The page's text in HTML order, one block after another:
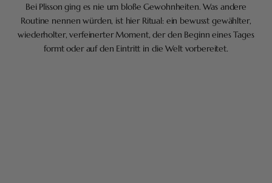
Bei Plisson ging es nie um bloße Gewohnheiten. Was andere
Routine nennen würden, ist hier Ritual: ein bewusst gewählter,
wiederholter, verfeinerter Moment, der den Beginn eines Tages
formt oder auf den Eintritt in die Welt vorbereitet.